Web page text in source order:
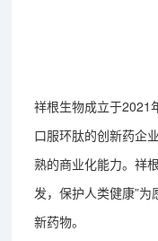
祥根生物成立于2021
口服环肽的创新药企
熟的商业化能力。祥
发，保护人类健康”
新药物。